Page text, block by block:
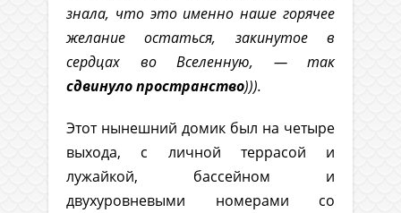
знала, что это именно наше горячее
желание остаться, закинутое в
сердцах во Вселенную, — так
сдвинуло пространство))).
Этот нынешний домик был на четыре
выхода, с личной террасой и
лужайкой, бассейном и
двухуровневыми номерами со